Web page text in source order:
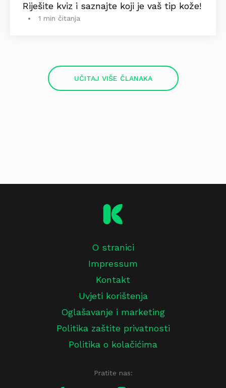
Riješite kviz i saznajte koji je vaš tip kože!
1 min čitanja
UČITAJ VIŠE ČLANAKA
O stranici
Impressum
Kontakt
Uvjeti korištenja
Oglašavanje i marketing
Politika zaštite privatnosti
Politika o kolačićima
Pratite nas: